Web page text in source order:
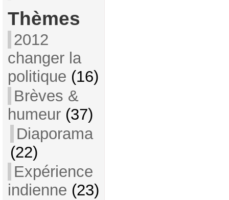
Thèmes
2012
changer la
politique (16)
Brèves &
humeur(37)
Diaporama
(22)
Expérience
indienne (23)